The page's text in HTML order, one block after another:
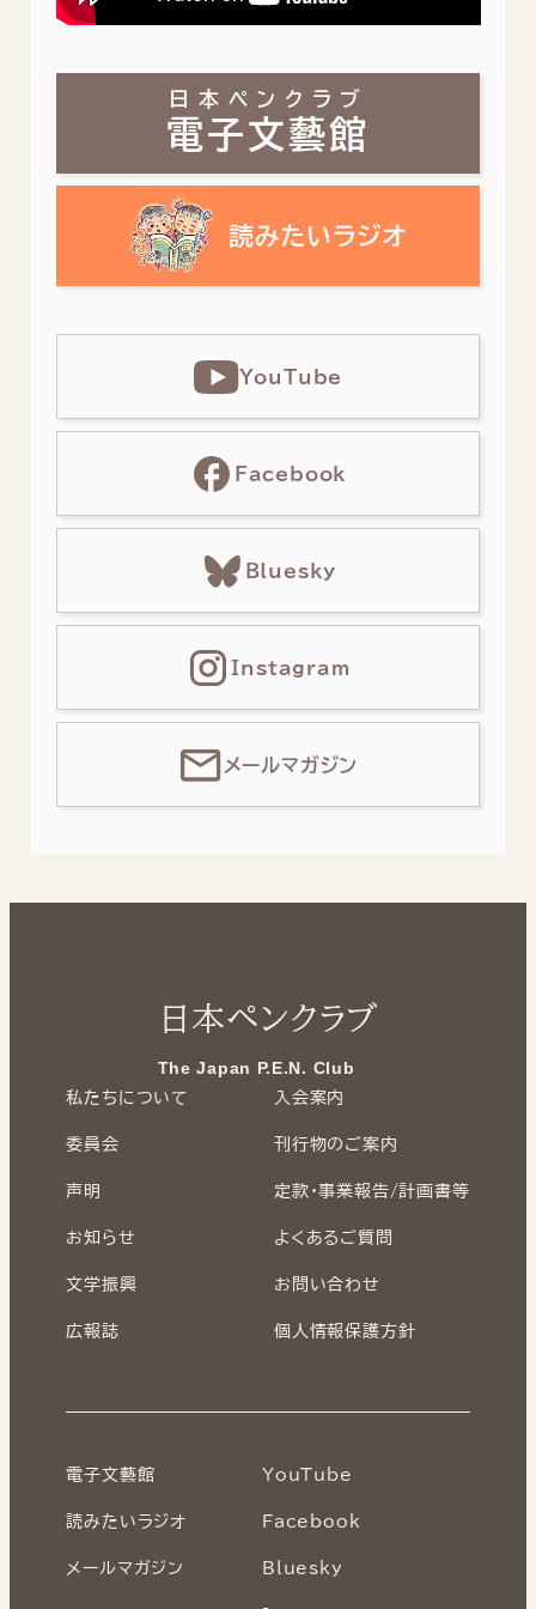
日本ペンクラブ
電子文藝館
YouTube
Facebook
Bluesky
Instagram
メールマガジン
日本ペンクラブ
The Japan P.E.N. Club
私たちについて
委員会
声明
お知らせ
文学振興
広報誌
入会案内
刊行物のご案内
定款・事業報告/計画書等
よくあるご質問
お問い合わせ
個人情報保護方針
電子文藝館
読みたいラジオ
メールマガジン
YouTube
Facebook
Bluesky